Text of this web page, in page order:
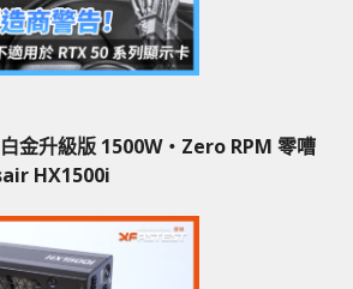
金升級版 1500W‧Zero RPM 零嘈
HX1500i